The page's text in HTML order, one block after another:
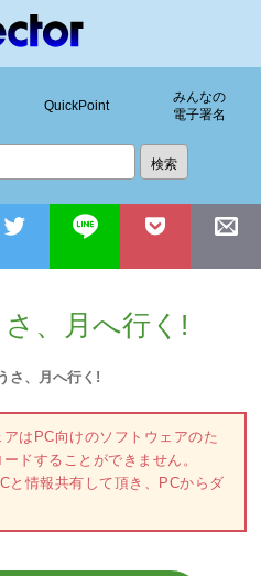
QuickPoint
みんなの
電子署名
、月へ行く!
さ、月へ行く!
はPC向けのソフトウェアのた
ドすることができません。
と情報共有して頂き、PCからダ